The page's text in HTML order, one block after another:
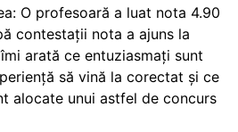
O profesoară a luat nota 4.90
contestații nota a ajuns la
arată ce entuziasmați sunt
să vină la corectat și ce
alocate unui astfel de concurs